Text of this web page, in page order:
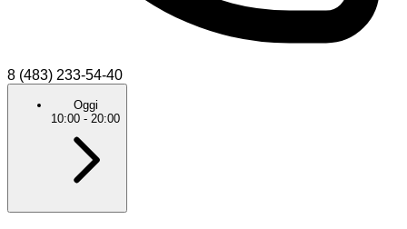
8 (483) 233-54-40
Oggi
10:00 - 20:00